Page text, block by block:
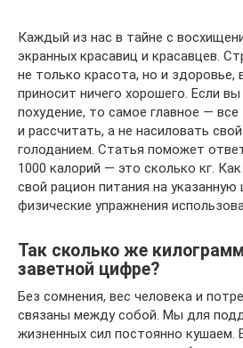
Каждый из нас в тайне с
экранных красавиц и красавцев.
не только красота, но и здоровье,
приносит ничего хорошего. Если
похудение, то самое главное —
и рассчитать, а не насиловать
голоданием. Статья поможет
1000 калорий — это сколько кг.
свой рацион питания на указанную
физические упражнения
Так сколько же
заветной цифре?
Без сомнения, вес человека и
связаны между собой. Мы для
жизненных сил постоянно кушаем.